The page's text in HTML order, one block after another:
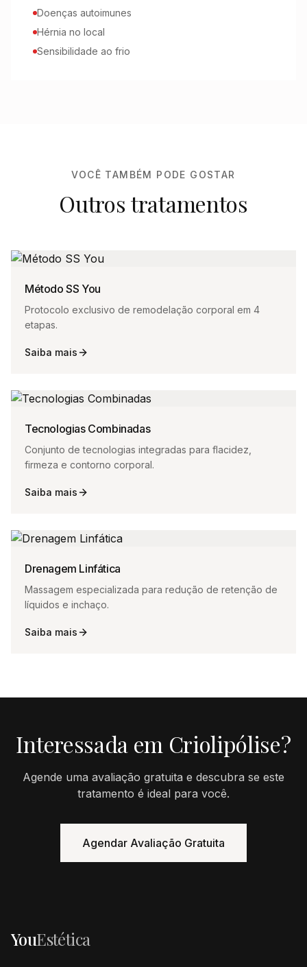
Doenças autoimunes
Hérnia no local
Sensibilidade ao frio
VOCÊ TAMBÉM PODE GOSTAR
Outros tratamentos
Método SS You
Protocolo exclusivo de remodelação corporal em 4
etapas.
Saiba mais
Tecnologias Combinadas
Conjunto de tecnologias integradas para flacidez,
firmeza e contorno corporal.
Saiba mais
Drenagem Linfática
Massagem especializada para redução de retenção de
líquidos e inchaço.
Saiba mais
Interessada em Criolipólise?
Agende uma avaliação gratuita e descubra se este
tratamento é ideal para você.
Agendar Avaliação Gratuita
YouEstética